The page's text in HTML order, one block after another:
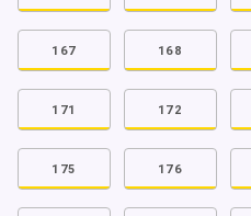
167 168
171 172
175 176